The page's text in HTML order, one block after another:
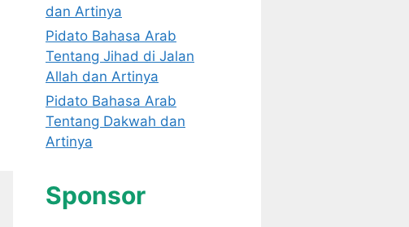
dan Artinya
Pidato Bahasa Arab
Tentang Jihad di Jalan
Allah dan Artinya
Pidato Bahasa Arab
Tentang Dakwah dan
Artinya
Sponsor